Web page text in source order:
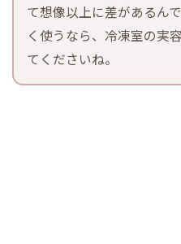
て想像以上に差があるん
く使うなら、冷凍室の実
てくださいね。